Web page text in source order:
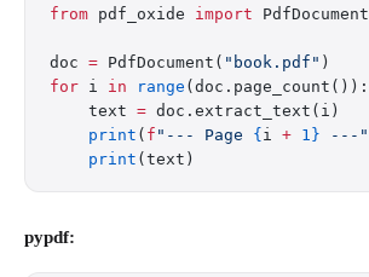
from pdf_oxide import PdfDocument
doc = PdfDocument( "book.pdf" )
for i in range (doc.page_count()):
    text
= doc.extract_text(i)
    print
( f "--- Page { i + 1} ---"
    print
(text)
pypdf: